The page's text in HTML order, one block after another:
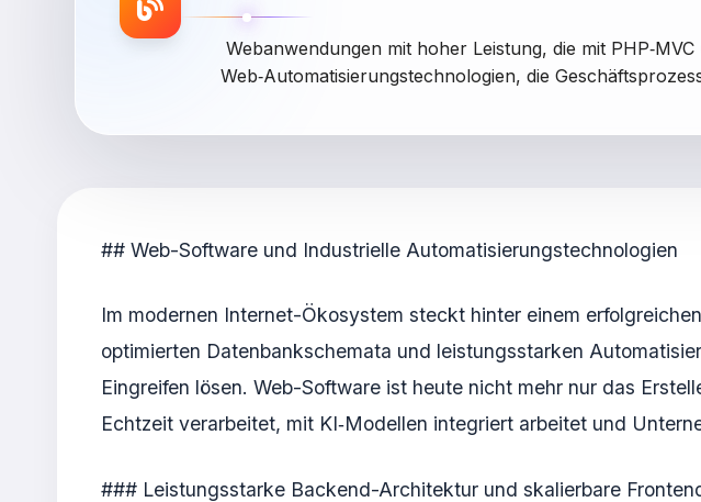
Webanwendungen mit hoher Leistung, die mit
Web‑Automatisierungstechnologien, die
## Web-Software und Industrielle Automatisierungstechnologien
Im modernen Internet-Ökosystem steckt hinter einem
optimierten Datenbankschemata und leistungsstarken
Eingreifen lösen. Web-Software ist heute nicht mehr nur das
Echtzeit verarbeitet, mit KI‑Modellen integriert arbeitet und
### Leistungsstarke Backend-Architektur und skalierbare